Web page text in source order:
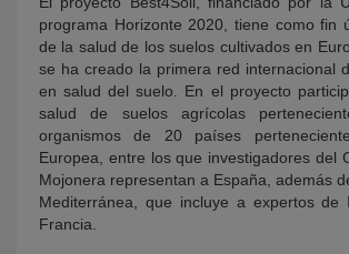
programa Horizonte 2020, tiene como fin
de la salud de los suelos cultivados en
se ha creado la primera red internacional
en salud del suelo. En el proyecto
salud de suelos agrícolas
organismos de 20 países
Europea, entre los que investigadores del
Mojonera representan a España, además
Mediterránea, que incluye a expertos de
Francia.